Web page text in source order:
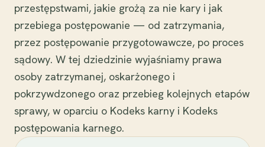
przestępstwami, jakie grożą za nie kary i jak
przebiega postępowanie — od zatrzymania,
przez postępowanie przygotowawcze, po proces
sądowy. W tej dziedzinie wyjaśniamy prawa
osoby zatrzymanej, oskarżonego i
pokrzywdzonego oraz przebieg kolejnych etapów
sprawy, w oparciu o Kodeks karny i Kodeks
postępowania karnego.